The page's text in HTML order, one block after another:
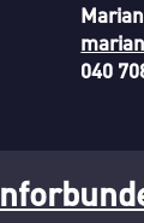
040